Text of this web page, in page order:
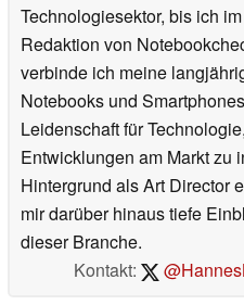
Technologiesektor, bis ich
Redaktion von
verbinde ich meine
Notebooks und
Leidenschaft für
Entwicklungen am Markt zu
Hintergrund als Art Director
mir darüber hinaus tiefe
dieser Branche.
Kontakt: